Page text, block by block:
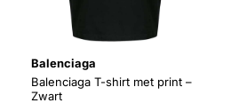
Balenciaga
Balenciaga T-shirt met print –
Zwart